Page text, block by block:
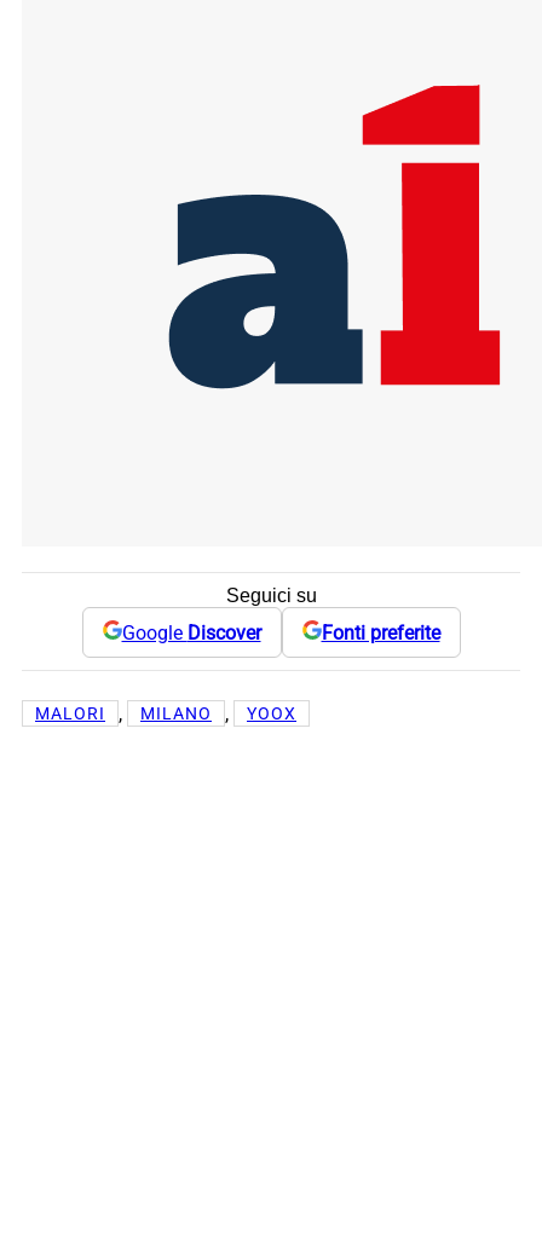
Seguici su
Google Discover Fonti preferite
MALORI , MILANO , YOOX